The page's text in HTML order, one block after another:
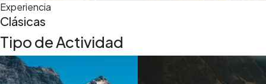
Experiencia
Clásicas
Tipo de Actividad